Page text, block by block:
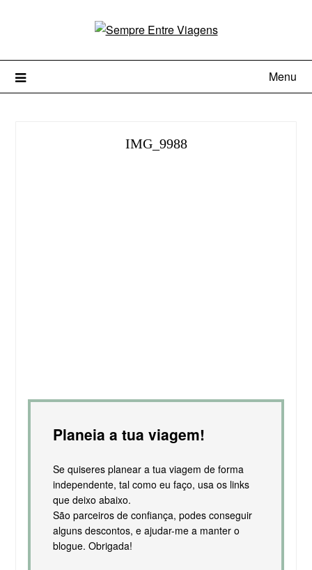
Menu
IMG_9988
Planeia a tua viagem!
Se quiseres planear a tua viagem de forma
independente, tal como eu faço, usa os links
que deixo abaixo.
São parceiros de confiança, podes conseguir
alguns descontos, e ajudar-me a manter o
blogue. Obrigada!